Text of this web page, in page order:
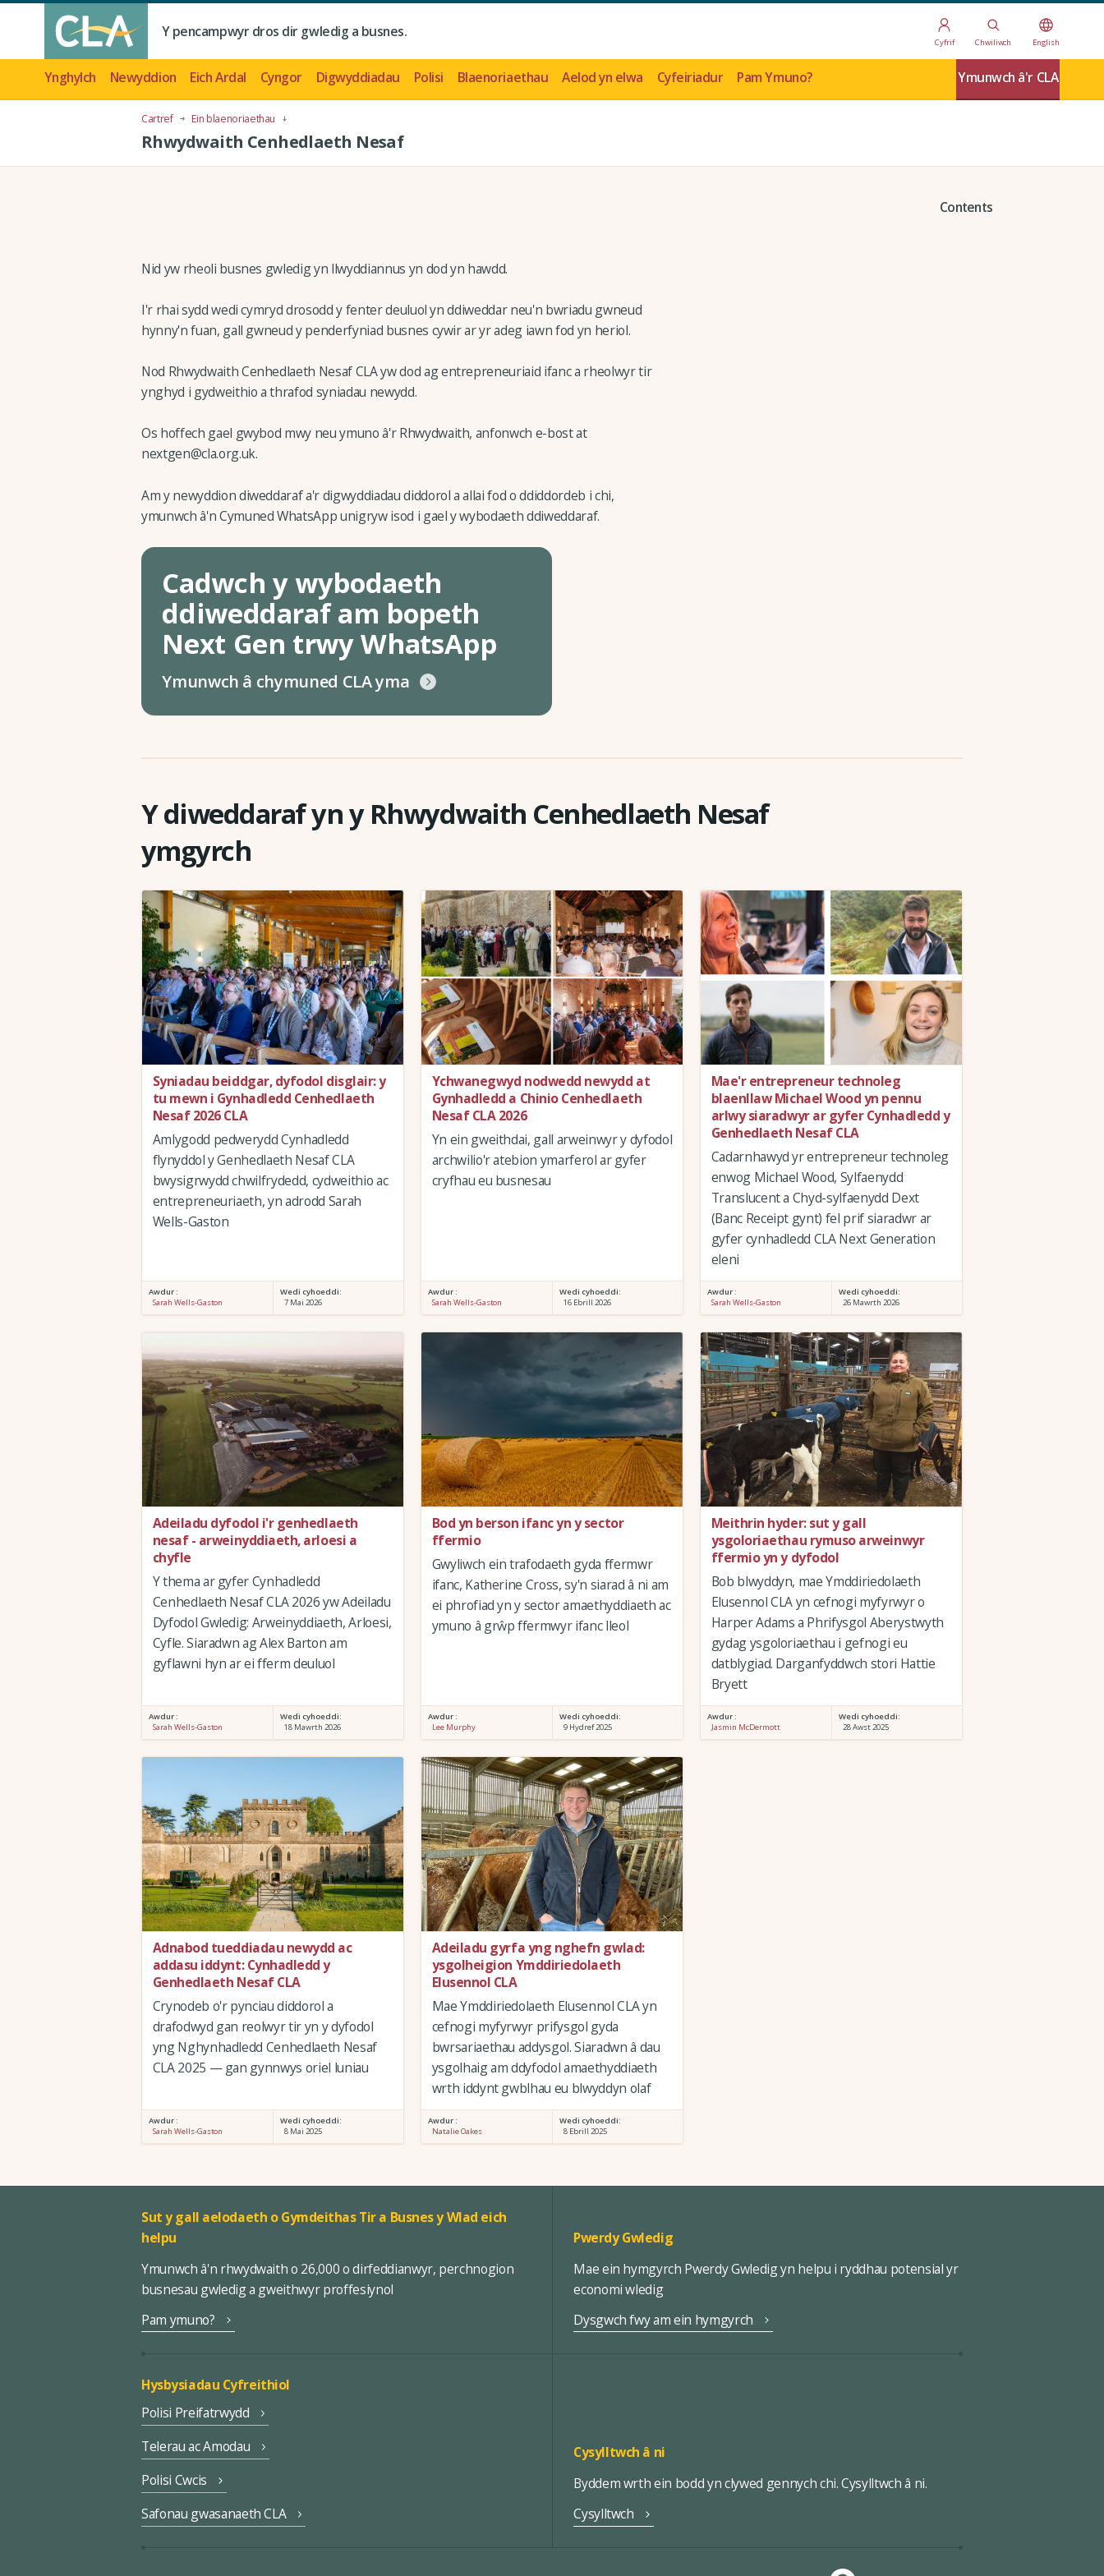
Y pencampwyr dros dir gwledig a busnes.
Cyfrif Chwiliwch English
Ynghylch Newyddion Eich Ardal Cyngor Digwyddiadau Polisi Blaenoriaethau Aelod yn elwa Cyfeiriadur Pam Ymuno? Ymunwch â'r CLA
Cartref Ein blaenoriaethau
Rhwydwaith Cenhedlaeth Nesaf
Contents
Nid yw rheoli busnes gwledig yn llwyddiannus yn dod yn hawdd.
I'r rhai sydd wedi cymryd drosodd y fenter deuluol yn ddiweddar neu'n bwriadu gwneud
hynny'n fuan, gall gwneud y penderfyniad busnes cywir ar yr adeg iawn fod yn heriol.
Nod Rhwydwaith Cenhedlaeth Nesaf CLA yw dod ag entrepreneuriaid ifanc a rheolwyr tir
ynghyd i gydweithio a thrafod syniadau newydd.
Os hoffech gael gwybod mwy neu ymuno â'r Rhwydwaith, anfonwch e-bost at
nextgen@cla.org.uk.
Am y newyddion diweddaraf a'r digwyddiadau diddorol a allai fod o ddiddordeb i chi,
ymunwch â'n Cymuned WhatsApp unigryw isod i gael y wybodaeth ddiweddaraf.
Cadwch y wybodaeth
ddiweddaraf am bopeth
Next Gen trwy WhatsApp
Ymunwch â chymuned CLA yma
Y diweddaraf yn y Rhwydwaith Cenhedlaeth Nesaf
ymgyrch
Syniadau beiddgar, dyfodol disglair: y
tu mewn i Gynhadledd Cenhedlaeth
Nesaf 2026 CLA
Amlygodd pedwerydd Cynhadledd
flynyddol y Genhedlaeth Nesaf CLA
bwysigrwydd chwilfrydedd, cydweithio ac
entrepreneuriaeth, yn adrodd Sarah
Wells-Gaston
Awdur :
Sarah Wells-Gaston
Wedi cyhoeddi:
7 Mai 2026
Ychwanegwyd nodwedd newydd at
Gynhadledd a Chinio Cenhedlaeth
Nesaf CLA 2026
Yn ein gweithdai, gall arweinwyr y dyfodol
archwilio'r atebion ymarferol ar gyfer
cryfhau eu busnesau
Awdur :
Sarah Wells-Gaston
Wedi cyhoeddi:
16 Ebrill 2026
Mae'r entrepreneur technoleg
blaenllaw Michael Wood yn pennu
arlwy siaradwyr ar gyfer Cynhadledd y
Genhedlaeth Nesaf CLA
Cadarnhawyd yr entrepreneur technoleg
enwog Michael Wood, Sylfaenydd
Translucent a Chyd-sylfaenydd Dext
(Banc Receipt gynt) fel prif siaradwr ar
gyfer cynhadledd CLA Next Generation
eleni
Awdur :
Sarah Wells-Gaston
Wedi cyhoeddi:
26 Mawrth 2026
Adeiladu dyfodol i'r genhedlaeth
nesaf - arweinyddiaeth, arloesi a
chyfle
Y thema ar gyfer Cynhadledd
Cenhedlaeth Nesaf CLA 2026 yw Adeiladu
Dyfodol Gwledig: Arweinyddiaeth, Arloesi,
Cyfle. Siaradwn ag Alex Barton am
gyflawni hyn ar ei fferm deuluol
Awdur :
Sarah Wells-Gaston
Wedi cyhoeddi:
18 Mawrth 2026
Bod yn berson ifanc yn y sector
ffermio
Gwyliwch ein trafodaeth gyda ffermwr
ifanc, Katherine Cross, sy'n siarad â ni am
ei phrofiad yn y sector amaethyddiaeth ac
ymuno â grŵp ffermwyr ifanc lleol
Awdur :
Lee Murphy
Wedi cyhoeddi:
9 Hydref 2025
Meithrin hyder: sut y gall
ysgoloriaethau rymuso arweinwyr
ffermio yn y dyfodol
Bob blwyddyn, mae Ymddiriedolaeth
Elusennol CLA yn cefnogi myfyrwyr o
Harper Adams a Phrifysgol Aberystwyth
gydag ysgoloriaethau i gefnogi eu
datblygiad. Darganfyddwch stori Hattie
Bryett
Awdur :
Jasmin McDermott
Wedi cyhoeddi:
28 Awst 2025
Adnabod tueddiadau newydd ac
addasu iddynt: Cynhadledd y
Genhedlaeth Nesaf CLA
Crynodeb o'r pynciau diddorol a
drafodwyd gan reolwyr tir yn y dyfodol
yng Nghynhadledd Cenhedlaeth Nesaf
CLA 2025 — gan gynnwys oriel luniau
Awdur :
Sarah Wells-Gaston
Wedi cyhoeddi:
8 Mai 2025
Adeiladu gyrfa yng nghefn gwlad:
ysgolheigion Ymddiriedolaeth
Elusennol CLA
Mae Ymddiriedolaeth Elusennol CLA yn
cefnogi myfyrwyr prifysgol gyda
bwrsariaethau addysgol. Siaradwn â dau
ysgolhaig am ddyfodol amaethyddiaeth
wrth iddynt gwblhau eu blwyddyn olaf
Awdur :
Natalie Oakes
Wedi cyhoeddi:
8 Ebrill 2025
Sut y gall aelodaeth o Gymdeithas Tir a Busnes y Wlad eich
helpu
Ymunwch â'n rhwydwaith o 26,000 o dirfeddianwyr, perchnogion
busnesau gwledig a gweithwyr proffesiynol
Pam ymuno?
Pwerdy Gwledig
Mae ein hymgyrch Pwerdy Gwledig yn helpu i ryddhau potensial yr
economi wledig
Dysgwch fwy am ein hymgyrch
Hysbysiadau Cyfreithiol
Polisi Preifatrwydd
Telerau ac Amodau
Polisi Cwcis
Safonau gwasanaeth CLA
Cysylltwch â ni
Byddem wrth ein bodd yn clywed gennych chi. Cysylltwch â ni.
Cysylltwch